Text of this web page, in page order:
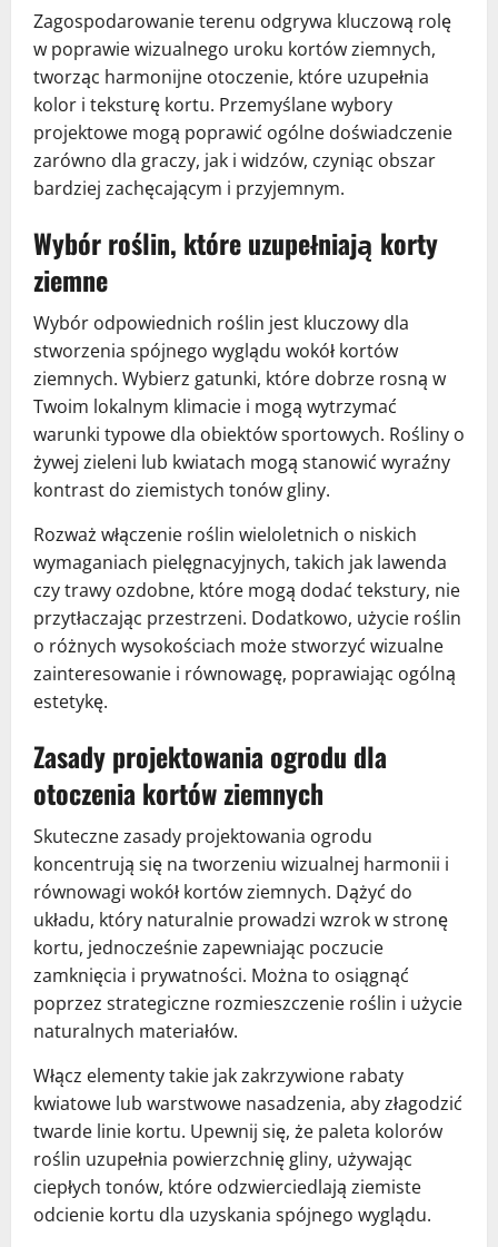
Zagospodarowanie terenu odgrywa kluczową rolę
w poprawie wizualnego uroku kortów ziemnych,
tworząc harmonijne otoczenie, które uzupełnia
kolor i teksturę kortu. Przemyślane wybory
projektowe mogą poprawić ogólne doświadczenie
zarówno dla graczy, jak i widzów, czyniąc obszar
bardziej zachęcającym i przyjemnym.
Wybór roślin, które uzupełniają korty
ziemne
Wybór odpowiednich roślin jest kluczowy dla
stworzenia spójnego wyglądu wokół kortów
ziemnych. Wybierz gatunki, które dobrze rosną w
Twoim lokalnym klimacie i mogą wytrzymać
warunki typowe dla obiektów sportowych. Rośliny o
żywej zieleni lub kwiatach mogą stanowić wyraźny
kontrast do ziemistych tonów gliny.
Rozważ włączenie roślin wieloletnich o niskich
wymaganiach pielęgnacyjnych, takich jak lawenda
czy trawy ozdobne, które mogą dodać tekstury, nie
przytłaczając przestrzeni. Dodatkowo, użycie roślin
o różnych wysokościach może stworzyć wizualne
zainteresowanie i równowagę, poprawiając ogólną
estetykę.
Zasady projektowania ogrodu dla
otoczenia kortów ziemnych
Skuteczne zasady projektowania ogrodu
koncentrują się na tworzeniu wizualnej harmonii i
równowagi wokół kortów ziemnych. Dążyć do
układu, który naturalnie prowadzi wzrok w stronę
kortu, jednocześnie zapewniając poczucie
zamknięcia i prywatności. Można to osiągnąć
poprzez strategiczne rozmieszczenie roślin i użycie
naturalnych materiałów.
Włącz elementy takie jak zakrzywione rabaty
kwiatowe lub warstwowe nasadzenia, aby złagodzić
twarde linie kortu. Upewnij się, że paleta kolorów
roślin uzupełnia powierzchnię gliny, używając
ciepłych tonów, które odzwierciedlają ziemiste
odcienie kortu dla uzyskania spójnego wyglądu.